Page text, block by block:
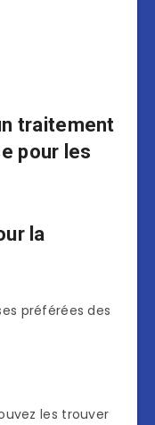
traitement
pour les
la
préférées des
les trouver